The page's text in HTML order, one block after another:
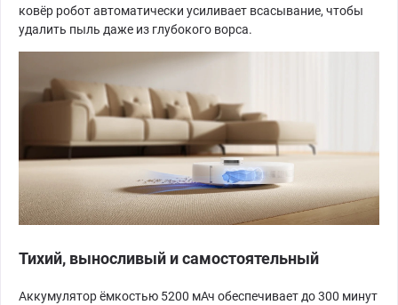
ковёр робот автоматически усиливает всасывание, чтобы
удалить пыль даже из глубокого ворса.
Тихий, выносливый и самостоятельный
Аккумулятор ёмкостью 5200 мАч обеспечивает до 300 минут